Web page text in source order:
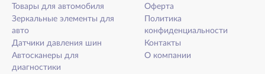
Товары для автомобиля
Зеркальные элементы для
авто
Датчики давления шин
Автосканеры для
диагностики
Оферта
Политика
конфиденциальности
Контакты
О компании